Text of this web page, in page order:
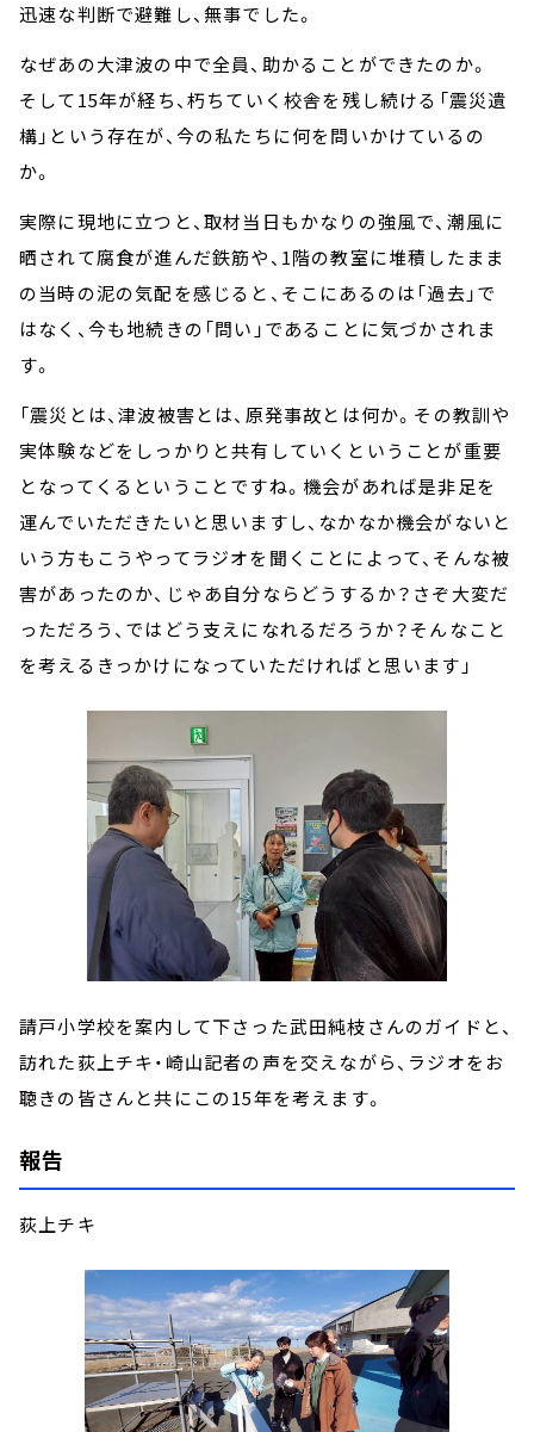
迅速な判断で避難し、無事でした。
なぜあの大津波の中で全員、助かることができたのか。
そして15年が経ち、朽ちていく校舎を残し続ける「震災遺
構」という存在が、今の私たちに何を問いかけているの
か。
実際に現地に立つと、取材当日もかなりの強風で、潮風に
晒されて腐食が進んだ鉄筋や、1階の教室に堆積したまま
の当時の泥の気配を感じると、そこにあるのは「過去」で
はなく、今も地続きの「問い」であることに気づかされま
す。
「震災とは、津波被害とは、原発事故とは何か。その教訓や
実体験などをしっかりと共有していくということが重要
となってくるということですね。機会があれば是非足を
運んでいただきたいと思いますし、なかなか機会がないと
いう方もこうやってラジオを聞くことによって、そんな被
害があったのか、じゃあ自分ならどうするか？さぞ大変だ
っただろう、ではどう支えになれるだろうか？そんなこと
を考えるきっかけになっていただければと思います」
請戸小学校を案内して下さった武田純枝さんのガイドと、
訪れた荻上チキ・崎山記者の声を交えながら、ラジオをお
聴きの皆さんと共にこの15年を考えます。
報告
荻上チキ